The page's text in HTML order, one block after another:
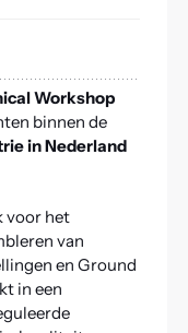
Workshop
binnen de
in Nederland
voor het
van
en Ground
in een